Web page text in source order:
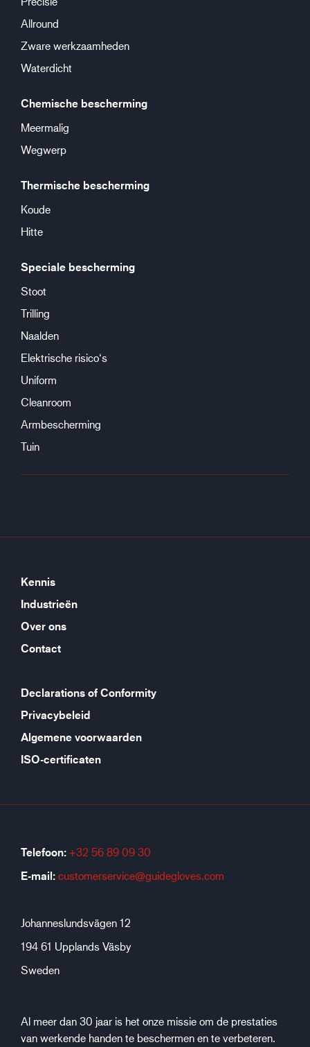
Allround
Zware werkzaamheden
Waterdicht
Chemische bescherming
Meermalig
Wegwerp
Thermische bescherming
Koude
Hitte
Speciale bescherming
Stoot
Trilling
Naalden
Elektrische risico‘s
Uniform
Cleanroom
Armbescherming
Tuin
Kennis
Industrieën
Over ons
Contact
Declarations of Conformity
Privacybeleid
Algemene voorwaarden
ISO-certificaten
Telefoon: +32 56 89 09 30
E-mail: customerservice@guidegloves.com
Johanneslundsvägen 12
194 61 Upplands Väsby
Sweden
Al meer dan 30 jaar is het onze missie om de prestaties
van werkende handen te beschermen en te verbeteren.